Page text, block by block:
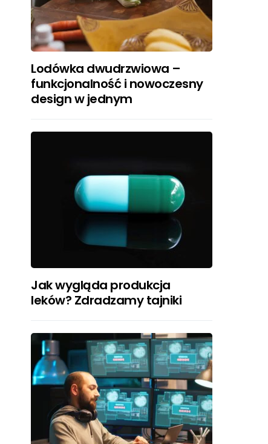
Lodówka dwudrzwiowa –
funkcjonalność i nowoczesny
design w jednym
Jak wygląda produkcja
leków? Zdradzamy tajniki